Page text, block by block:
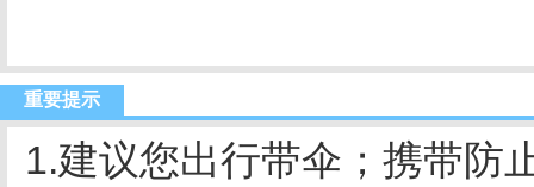
重要提示
1.建议您出行带伞；携带防